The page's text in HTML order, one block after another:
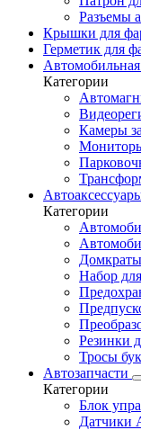
Разъемы
Крышки для
Герметик для
Категории
Камеры
Категории
Домкраты
Набор
Резинки
Тросы
Автозапчасти
Категории
Блок
Датчики